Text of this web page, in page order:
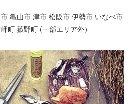
亀山市 津市 松阪市 伊勢市 いなべ市
町 菰野町 (一部エリア外）